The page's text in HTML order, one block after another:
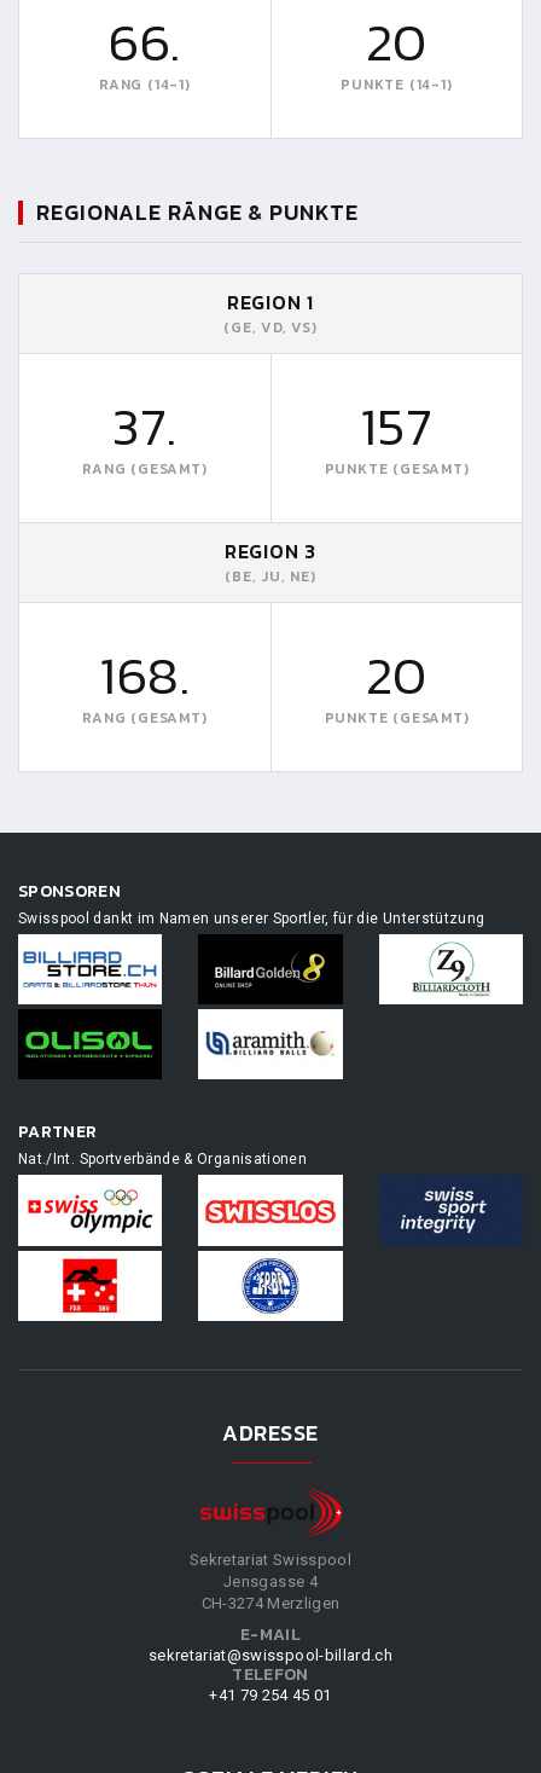
66.
RANG (14-1)
20
PUNKTE (14-1)
REGIONALE RÄNGE & PUNKTE
REGION 1
(GE, VD, VS)
37.
RANG (GESAMT)
157
PUNKTE (GESAMT)
REGION 3
(BE, JU, NE)
168.
RANG (GESAMT)
20
PUNKTE (GESAMT)
SPONSOREN
Swisspool dankt im Namen unserer Sportler, für die Unterstützung
PARTNER
Nat./Int. Sportverbände & Organisationen
ADRESSE
Sekretariat Swisspool
Jensgasse 4
CH-3274 Merzligen
E-MAIL
sekretariat@swisspool-billard.ch
TELEFON
+41 79 254 45 01